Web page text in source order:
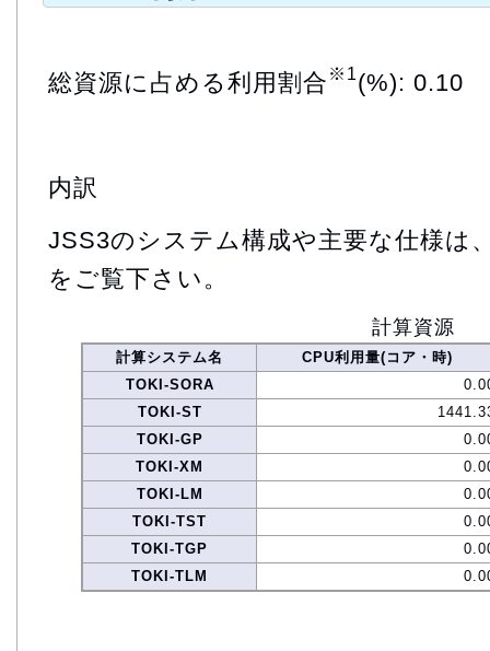
総資源に占める利用割合 ※1(%): 0.10
内訳
JSS3のシステム構成や主要な仕様は
をご覧下さい。
計算資源
計算システム名
CPU利用量(コア・時)
TOKI-SORA
TOKI-ST
TOKI-GP
TOKI-XM
TOKI-LM
TOKI-TST
TOKI-TGP
TOKI-TLM